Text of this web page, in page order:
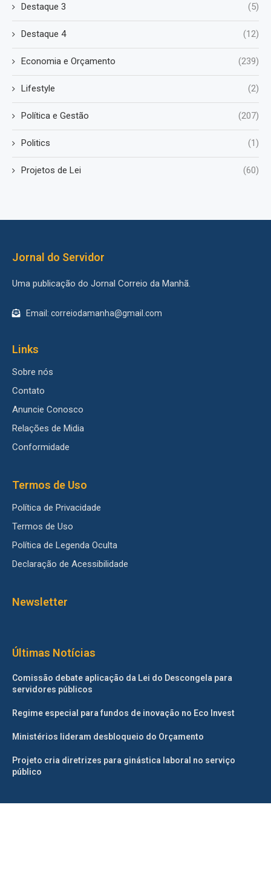
Destaque 3 (5)
Destaque 4 (12)
Economia e Orçamento (239)
Lifestyle (2)
Política e Gestão (207)
Politics (1)
Projetos de Lei (60)
Jornal do Servidor
Uma publicação do Jornal Correio da Manhã.
Email: correiodamanha@gmail.com
Links
Sobre nós
Contato
Anuncie Conosco
Relações de Midia
Conformidade
Termos de Uso
Política de Privacidade
Termos de Uso
Política de Legenda Oculta
Declaração de Acessibilidade
Newsletter
Últimas Notícias
Comissão debate aplicação da Lei do Descongela para
servidores públicos
Regime especial para fundos de inovação no Eco Invest
Ministérios lideram desbloqueio do Orçamento
Projeto cria diretrizes para ginástica laboral no serviço
público